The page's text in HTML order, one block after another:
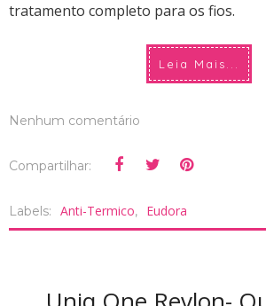
tratamento completo para os fios.
Leia Mais...
Nenhum comentário
Compartilhar:
Labels: Anti-Termico, Eudora